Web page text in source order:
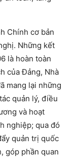
Chính cơ bản
Những kết
là hoàn toàn
của Đảng, Nhà
mang lại những
quản lý, điều
và hoạt
nghiệp; qua đó
quản trị quốc
góp phần quan